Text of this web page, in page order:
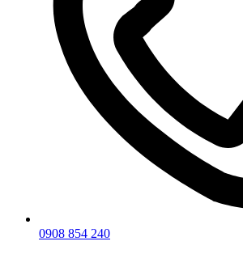
0908 854 240